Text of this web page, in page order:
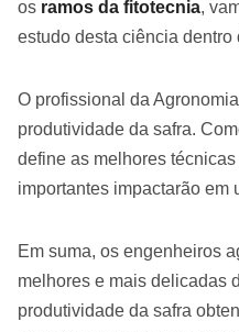
os ramos da fitotecnia,
estudo desta ciência
O profissional da
produtividade da safra.
define as melhores
importantes impactarão em
Em suma, os engenheiros
melhores e mais delicadas
produtividade da safra